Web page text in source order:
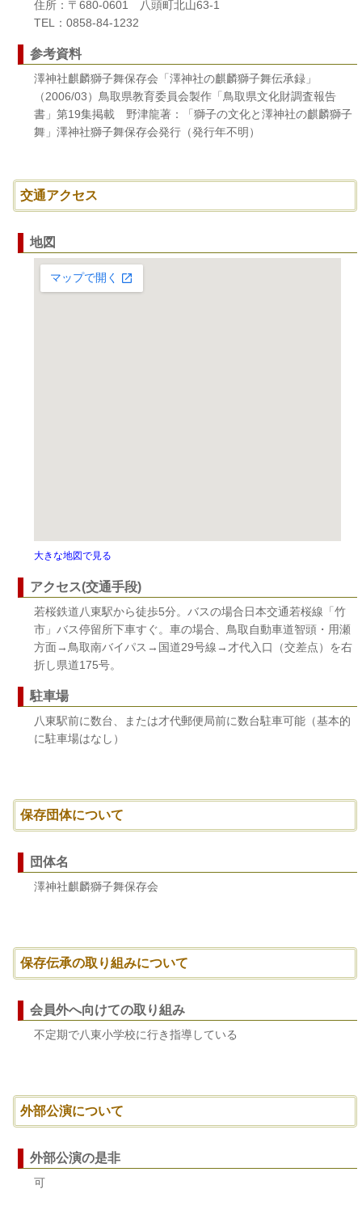
住所：〒680-0601 八頭町北山63-1
TEL：0858-84-1232
参考資料
澤神社麒麟獅子舞保存会「澤神社の麒麟獅子舞伝承録」
（2006/03）鳥取県教育委員会製作「鳥取県文化財調査報告
書」第19集掲載 野津龍著：「獅子の文化と澤神社の麒麟獅子
舞」澤神社獅子舞保存会発行（発行年不明）
交通アクセス
地図
大きな地図で見る
アクセス(交通手段)
若桜鉄道八東駅から徒歩5分。バスの場合日本交通若桜線「竹
市」バス停留所下車すぐ。車の場合、鳥取自動車道智頭・用瀬
方面→鳥取南バイパス→国道29号線→才代入口（交差点）を右
折し県道175号。
駐車場
八東駅前に数台、または才代郵便局前に数台駐車可能（基本的
に駐車場はなし）
保存団体について
団体名
澤神社麒麟獅子舞保存会
保存伝承の取り組みについて
会員外へ向けての取り組み
不定期で八東小学校に行き指導している
外部公演について
外部公演の是非
可